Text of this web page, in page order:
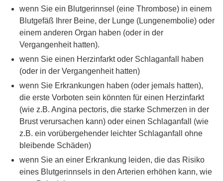
wenn Sie ein Blutgerinnsel (eine Thrombose) in einem
Blutgefäß Ihrer Beine, der Lunge (Lungenembolie) oder
einem anderen Organ haben (oder in der
Vergangenheit hatten).
wenn Sie einen Herzinfarkt oder Schlaganfall haben
(oder in der Vergangenheit hatten)
wenn Sie Erkrankungen haben (oder jemals hatten),
die erste Vorboten sein könnten für einen Herzinfarkt
(wie z.B. Angina pectoris, die starke Schmerzen in der
Brust verursachen kann) oder einen Schlaganfall (wie
z.B. ein vorübergehender leichter Schlaganfall ohne
bleibende Schäden)
wenn Sie an einer Erkrankung leiden, die das Risiko
eines Blutgerinnsels in den Arterien erhöhen kann, wie